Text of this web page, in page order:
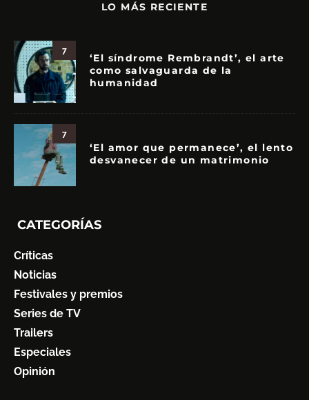
LO MÁS RECIENTE
7
‘El síndrome Rembrandt’, el arte
como salvaguarda de la
humanidad
7
‘El amor que permanece’, el lento
desvanecer de un matrimonio
CATEGORÍAS
Críticas
Noticias
Festivales y premios
Series de TV
Trailers
Especiales
Opinión